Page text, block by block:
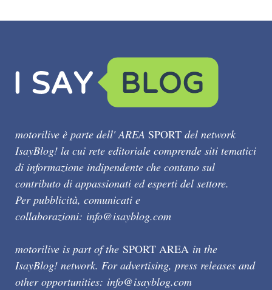
motorilive è parte dell' AREA SPORT del network
IsayBlog! la cui rete editoriale comprende siti tematici
di informazione indipendente che contano sul
contributo di appassionati ed esperti del settore.
Per pubblicità, comunicati e
collaborazioni: info@isayblog.com
motorilive is part of the SPORT AREA in the
IsayBlog! network. For advertising, press releases and
other opportunities: info@isayblog.com